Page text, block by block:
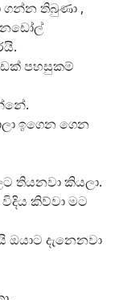
ගන්න තිබුණා ,
පහසුකම්
ඉගෙන ගෙන
තියනවා කියලා.
කිව්වා මට
දැනෙනවා